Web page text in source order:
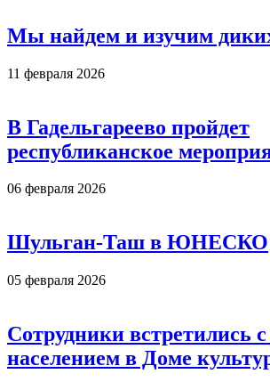
Мы найдем и изучим
11 февраля 2026
В Гадельгареево пройдет
республиканское
06 февраля 2026
Шульган-Таш в ЮНЕСКО
05 февраля 2026
Сотрудники встретились
населением в Доме